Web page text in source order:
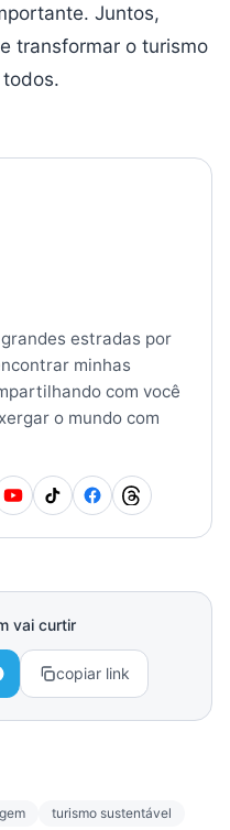
Juntos,
transformar o turismo
estradas por
minhas
com você
o mundo com
vai curtir
copiar link
turismo sustentável